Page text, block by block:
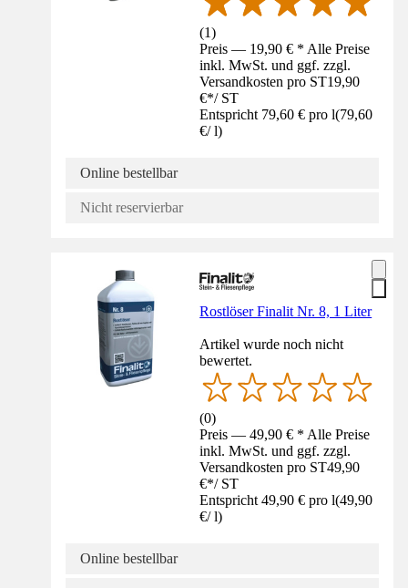
(1)
Preis — 19,90 € * Alle Preise
inkl. MwSt. und ggf. zzgl.
Versandkosten pro ST19,90
€*/ ST
Entspricht 79,60 € pro l(79,60
€/ l)
Online bestellbar
Nicht reservierbar
Rostlöser Finalit Nr. 8, 1 Liter
Artikel wurde noch nicht
bewertet.
(0)
Preis — 49,90 € * Alle Preise
inkl. MwSt. und ggf. zzgl.
Versandkosten pro ST49,90
€*/ ST
Entspricht 49,90 € pro l(49,90
€/ l)
Online bestellbar